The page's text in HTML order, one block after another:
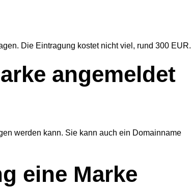
Die Eintragung kostet nicht viel, rund 300 EUR.
angemeldet
werden kann. Sie kann auch ein Domainname
eine Marke